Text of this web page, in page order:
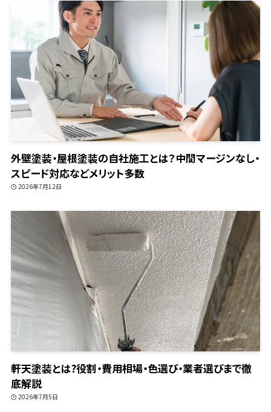
外壁塗装・屋根塗装の自社施工とは？中間マージンなし・
スピード対応などメリット多数
2026年7月12日
軒天塗装とは?役割・費用相場・色選び・業者選びまで徹
底解説
2026年7月5日